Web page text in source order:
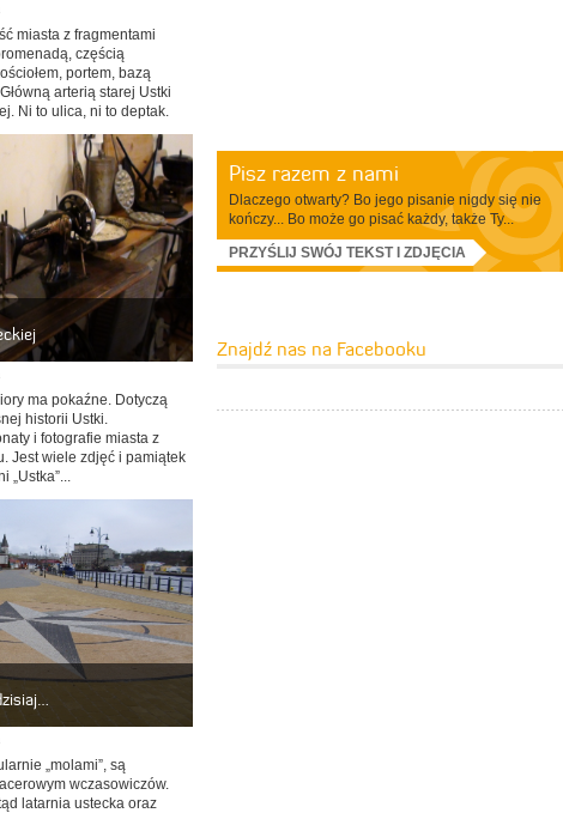
miasta z fragmentami
częścią
portem, bazą
arterią starej Ustki
Ni to ulica, ni to deptak.
ma pokaźne. Dotyczą
historii Ustki.
i fotografie miasta z
Jest wiele zdjęć i pamiątek
„Ustka”...
„molami”, są
wczasowiczów.
latarnia ustecka oraz
Pisz razem z nami
Dlaczego otwarty? Bo jego pisanie nigdy się nie
kończy... Bo może go pisać każdy, także Ty...
PRZYŚLIJ SWÓJ TEKST I ZDJĘCIA
Znajdź nas na Facebooku